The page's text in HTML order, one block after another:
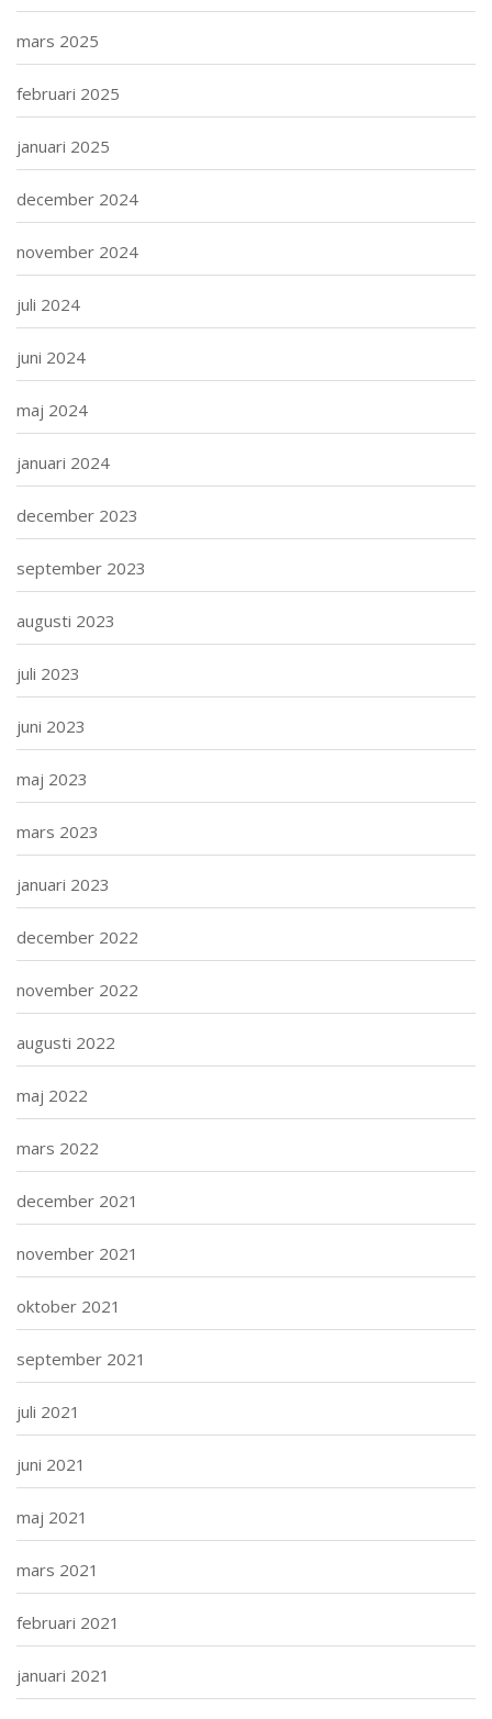
mars 2025
februari 2025
januari 2025
december 2024
november 2024
juli 2024
juni 2024
maj 2024
januari 2024
december 2023
september 2023
augusti 2023
juli 2023
juni 2023
maj 2023
mars 2023
januari 2023
december 2022
november 2022
augusti 2022
maj 2022
mars 2022
december 2021
november 2021
oktober 2021
september 2021
juli 2021
juni 2021
maj 2021
mars 2021
februari 2021
januari 2021